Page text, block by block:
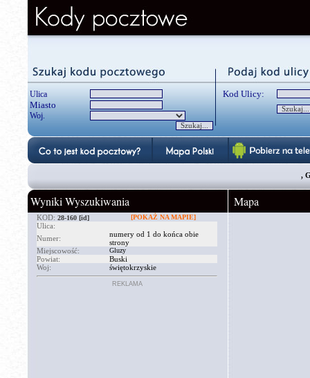
Ulica
Miasto
Woj.
Kod Ulicy:
,
Wyniki Wyszukiwania
KOD: 28-160 [id] [POKAŻ NA MAPIE]
Ulica:
Numer:
numery od 1 do końca obie
strony
Miejscowość:
Gluzy
Powiat:
Buski
Woj:
świętokrzyskie
REKLAMA
Mapa